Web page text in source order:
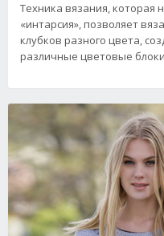
Техника вязания, которая
«интарсия», позволяет
клубков разного цвета,
различные цветовые